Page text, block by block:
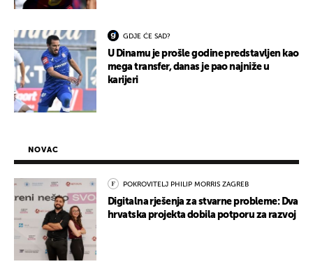
GDJE ĆE SAD?
U Dinamu je prošle godine predstavljen kao
mega transfer, danas je pao najniže u
karijeri
NOVAC
POKROVITELJ PHILIP MORRIS ZAGREB
Digitalna rješenja za stvarne probleme: Dva
hrvatska projekta dobila potporu za razvoj